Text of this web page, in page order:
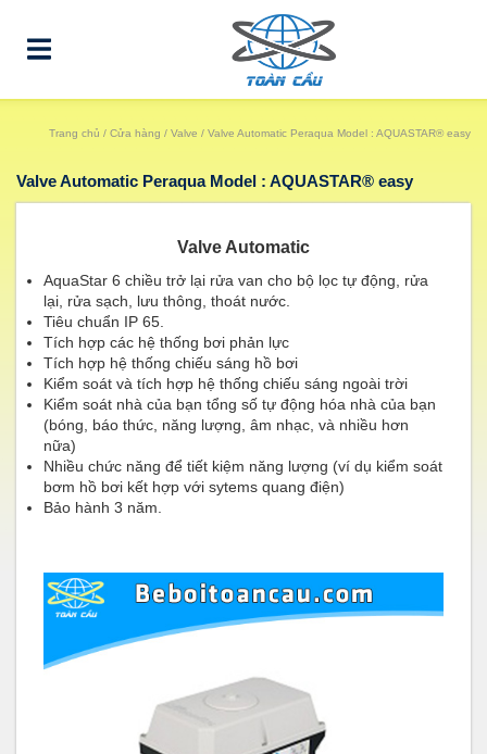
Trang chủ / Cửa hàng / Valve / Valve Automatic Peraqua Model : AQUASTAR® easy
Valve Automatic Peraqua Model : AQUASTAR® easy
Valve Automatic
AquaStar 6 chiều trở lại rửa van cho bộ lọc tự động, rửa
lại, rửa sạch, lưu thông, thoát nước.
Tiêu chuẩn IP 65.
Tích hợp các hệ thống bơi phản lực
Tích hợp hệ thống chiếu sáng hồ bơi
Kiểm soát và tích hợp hệ thống chiếu sáng ngoài trời
Kiểm soát nhà của bạn tổng số tự động hóa nhà của bạn
(bóng, báo thức, năng lượng, âm nhạc, và nhiều hơn
nữa)
Nhiều chức năng để tiết kiệm năng lượng (ví dụ kiểm soát
bơm hồ bơi kết hợp với sytems quang điện)
Bảo hành 3 năm.